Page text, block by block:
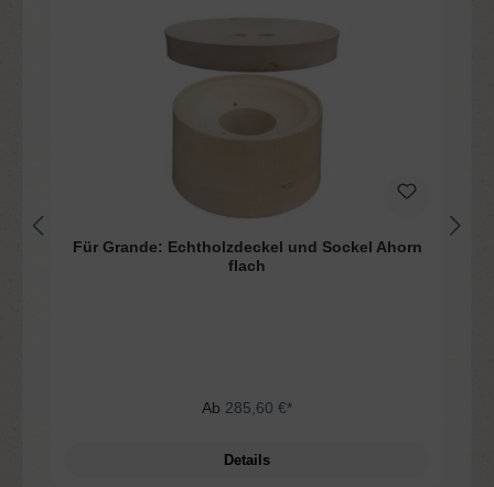
Für Grande: Echtholzdeckel und Sockel Ahorn
flach
Ab 285,60 €*
Details